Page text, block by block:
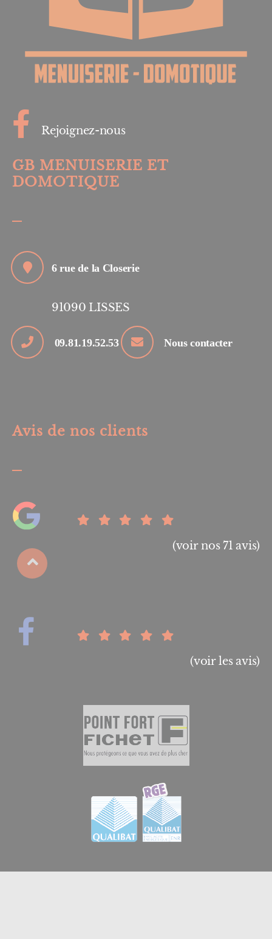
Rejoignez-nous
GB MENUISERIE ET
DOMOTIQUE
6 rue de la Closerie
91090 LISSES
09.81.19.52.53 Nous contacter
Avis de nos clients
(voir nos 71 avis)
(voir les avis)